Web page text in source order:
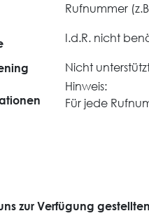
Rufnummer
I.d.R. nicht
Nicht
Hinweis:
Für jede
zur Verfügung